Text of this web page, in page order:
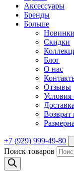
Аксессуары
Бренды
Больше
Новинки
Скидки
Блог
О нас
Отзывы
Условия
Доставка
Возврат
+7 (929) 999-49-80
Поиск товаров